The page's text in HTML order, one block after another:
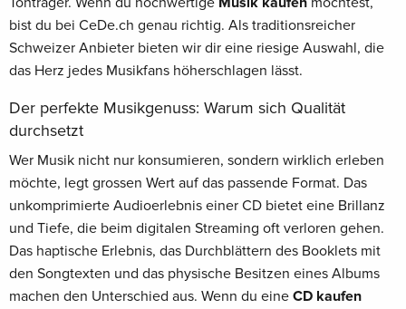
bist du bei CeDe.ch genau richtig. Als traditionsreicher
Schweizer Anbieter bieten wir dir eine riesige Auswahl, die
das Herz jedes Musikfans höherschlagen lässt.
Der perfekte Musikgenuss: Warum sich Qualität
durchsetzt
Wer Musik nicht nur konsumieren, sondern wirklich erleben
möchte, legt grossen Wert auf das passende Format. Das
unkomprimierte Audioerlebnis einer CD bietet eine Brillanz
und Tiefe, die beim digitalen Streaming oft verloren gehen.
Das haptische Erlebnis, das Durchblättern des Booklets mit
den Songtexten und das physische Besitzen eines Albums
machen den Unterschied aus. Wenn du eine CD kaufen